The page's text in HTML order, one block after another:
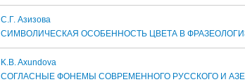
С.Г. Азизова
СИМВОЛИЧЕСКАЯ ОСОБЕННОСТЬ ЦВЕТА В
K.B. Axundova
СОГЛАСНЫЕ ФОНЕМЫ СОВРЕМЕННОГО РУССКОГО И